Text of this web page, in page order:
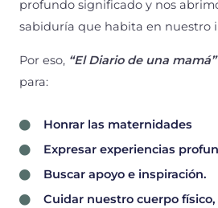
profundo significado y nos
sabiduría que habita en nuestro
Por eso, “El Diario de una mamá”
para:
Honrar las maternidades
Expresar experiencias
Buscar apoyo e inspiración.
Cuidar nuestro cuerpo